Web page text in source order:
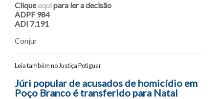
Cliqueaquipara ler a decisão
ADPF 984
ADI 7.191
Conjur
Leia também no Justiça Potiguar
Navegação entre posts
Júri popular de acusados de homicídio em
Poço Branco é transferido para Natal